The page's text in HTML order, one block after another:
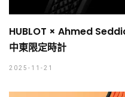
HUBLOT × Ahmed
中東限定時計
2025-11-21